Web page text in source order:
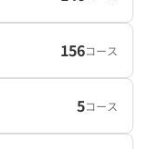
156コース
5コース